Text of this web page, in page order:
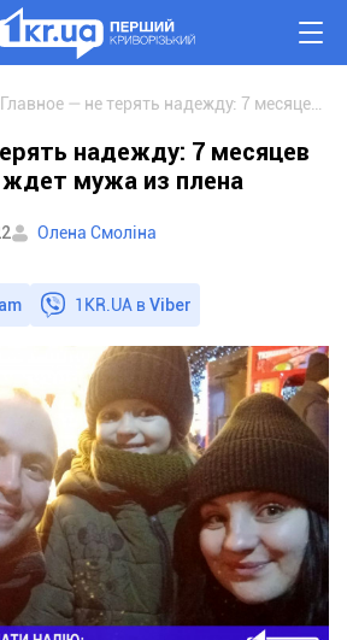
надежду: 7 месяцев
мужа из плена
Олена Смоліна
1KR.UA вViber